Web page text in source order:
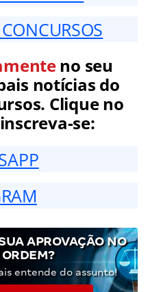
no seu
notícias do
Clique no
se:
APROVAÇÃO NO
entende do assunto!